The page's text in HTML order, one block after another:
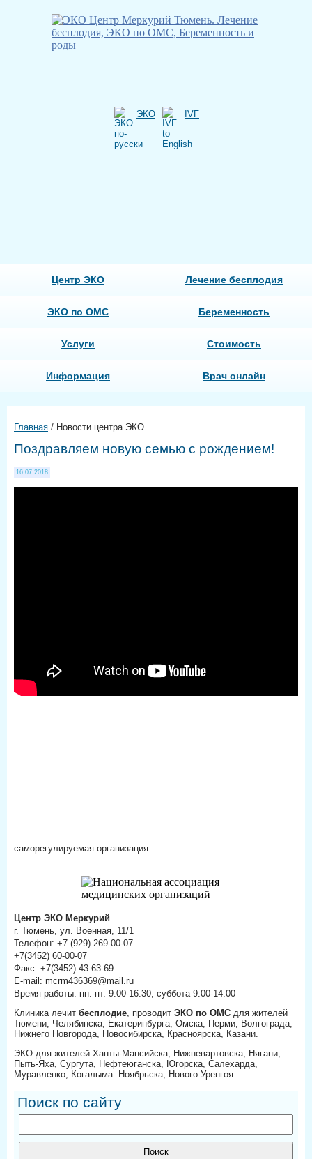
ЭКО IVF
Центр ЭКО Лечение бесплодия
ЭКО по ОМС Беременность
Услуги Стоимость
Информация Врач онлайн
саморегулируемая организация
Центр ЭКО Меркурий
г. Тюмень, ул. Военная, 11/1
Телефон: +7 (929) 269-00-07
+7(3452) 60-00-07
Факс: +7(3452) 43-63-69
E-mail: mcrm436369@mail.ru
Время работы: пн.-пт. 9.00-16.30, суббота 9.00-14.00
Клиника лечит бесплодие, проводит ЭКО по ОМС для жителей
Тюмени, Челябинска, Екатеринбурга, Омска, Перми, Волгограда,
Нижнего Новгорода, Новосибирска, Красноярска, Казани.
ЭКО для жителей Ханты-Мансийска, Нижневартовска, Нягани,
Пыть-Яха, Сургута, Нефтеюганска, Югорска, Салехарда,
Муравленко, Когалыма. Ноябрьска, Нового Уренгоя
Поиск по сайту
Главная / Новости центра ЭКО
Поздравляем новую семью с рождением!
16.07.2018